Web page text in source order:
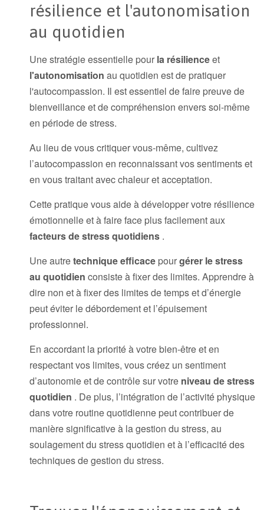
résilience et l'autonomisation
au quotidien
Une stratégie essentielle pour la résilienceet
l'autonomisation au quotidien est de pratiquer
l'autocompassion. Il est essentiel de faire preuve de
bienveillance et de compréhension envers soi-même
en période de stress.
Au lieu de vous critiquer vous-même, cultivez
l’autocompassion en reconnaissant vos sentiments et
en vous traitant avec chaleur et acceptation.
Cette pratique vous aide à développer votre résilience
émotionnelle et à faire face plus facilement aux
facteurs de stress quotidiens .
Une autretechnique efficace pourgérer le stress
au quotidien consiste à fixer des limites. Apprendre à
dire non et à fixer des limites de temps et d’énergie
peut éviter le débordement et l’épuisement
professionnel.
En accordant la priorité à votre bien-être et en
respectant vos limites, vous créez un sentiment
d’autonomie et de contrôle sur votre niveau de stress
quotidien . De plus, l’intégration de l’activité physique
dans votre routine quotidienne peut contribuer de
manière significative à la gestion du stress, au
soulagement du stress quotidien et à l’efficacité des
techniques de gestion du stress.